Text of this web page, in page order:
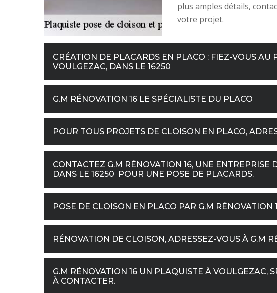
plus amples détails,
votre projet.
CRÉATION DE PLACARDS EN PLACO : FIEZ-VOUS AU
VOULGEZAC, DANS LE 16250
G.M RÉNOVATION 16 LE SPÉCIALISTE DU PLACO
POUR TOUS PROJETS DE CLOISON EN PLACO,
CONTACTEZ G.M RÉNOVATION 16, UNE ENTREPRISE
DANS LE 16250 POUR UNE POSE DE PLACARDS.
POSE DE CLOISON EN PLACO PAR G.M RÉNOVATION
RÉNOVATION DE CLOISON, ADRESSEZ-VOUS À G.M
G.M RÉNOVATION 16 UN PLAQUISTE À VOULGEZAC,
À CONTACTER.